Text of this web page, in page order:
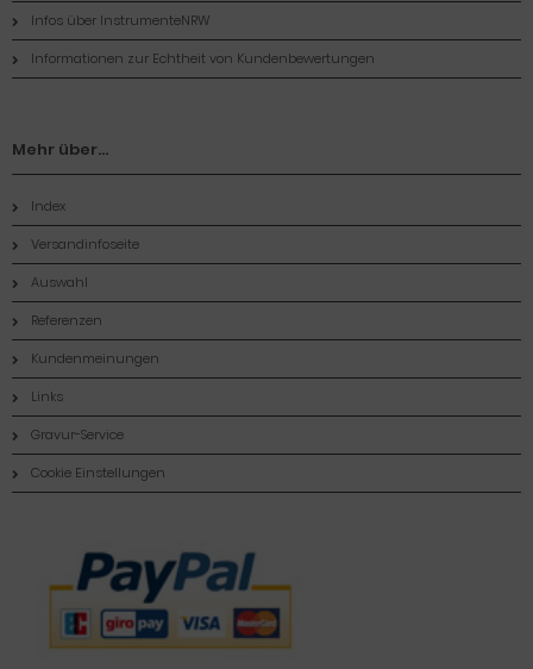
Infos über InstrumenteNRW
Informationen zur Echtheit von Kundenbewertungen
Mehr über...
Index
Versandinfoseite
Auswahl
Referenzen
Kundenmeinungen
Links
Gravur-Service
Cookie Einstellungen
Zahlungsmethoden